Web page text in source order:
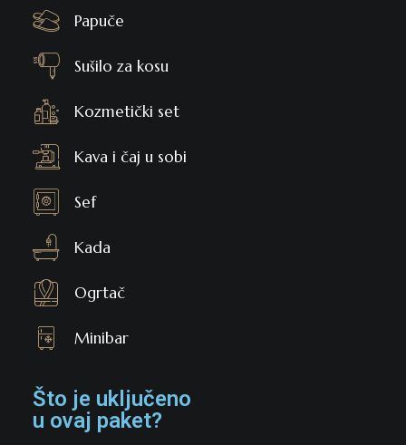
Papuče
Sušilo za kosu
Kozmetički set
Kava i čaj u sobi
Sef
Kada
Ogrtač
Minibar
Što je uključeno
u ovaj paket?